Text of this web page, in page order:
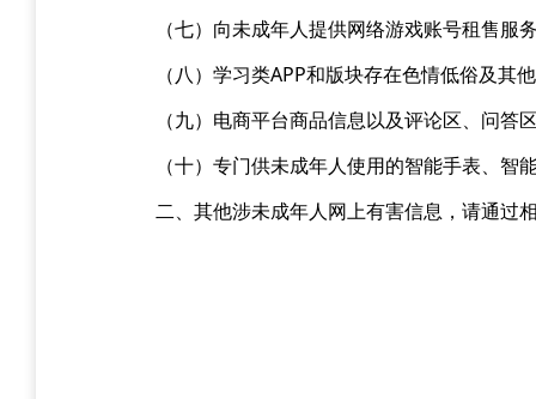
（七）向未成年人提供网络游戏账号租售
（八）学习类APP和版块存在色情低俗及其
（九）电商平台商品信息以及评论区、问
（十）专门供未成年人使用的智能手表、
二、其他涉未成年人网上有害信息，请通过